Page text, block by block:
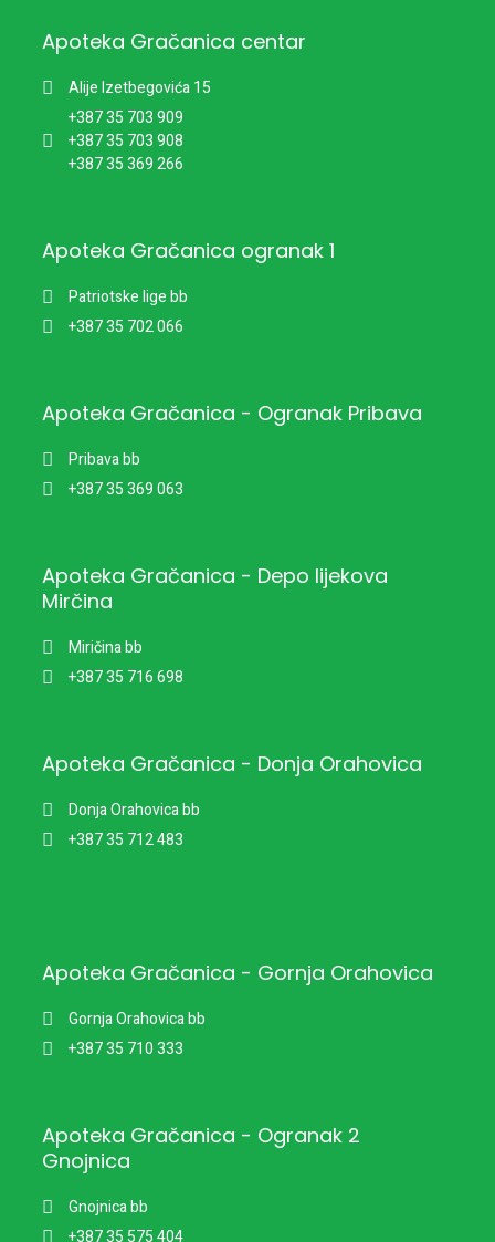
Apoteka Gračanica centar
Alije Izetbegovića 15
+387 35 703 909
+387 35 703 908
+387 35 369 266
Apoteka Gračanica ogranak 1
Patriotske lige bb
+387 35 702 066
Apoteka Gračanica - Ogranak Pribava
Pribava bb
+387 35 369 063
Apoteka Gračanica - Depo lijekova
Mirčina
Miričina bb
+387 35 716 698
Apoteka Gračanica - Donja Orahovica
Donja Orahovica bb
+387 35 712 483
Apoteka Gračanica - Gornja Orahovica
Gornja Orahovica bb
+387 35 710 333
Apoteka Gračanica - Ogranak 2
Gnojnica
Gnojnica bb